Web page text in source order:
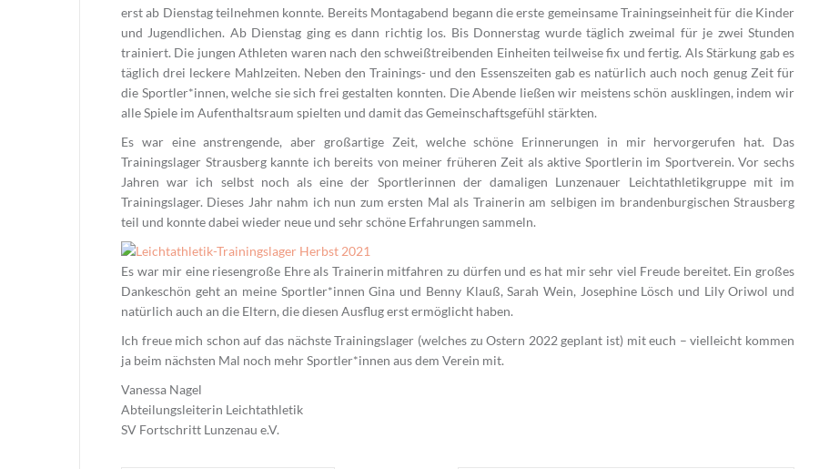
erst ab Dienstag teilnehmen konnte. Bereits Montagabend begann die erste gemeinsame Trainingseinheit für die Kinder
und Jugendlichen. Ab Dienstag ging es dann richtig los. Bis Donnerstag wurde täglich zweimal für je zwei Stunden
trainiert. Die jungen Athleten waren nach den schweißtreibenden Einheiten teilweise fix und fertig. Als Stärkung gab es
täglich drei leckere Mahlzeiten. Neben den Trainings- und den Essenszeiten gab es natürlich auch noch genug Zeit für
die Sportler*innen, welche sie sich frei gestalten konnten. Die Abende ließen wir meistens schön ausklingen, indem wir
alle Spiele im Aufenthaltsraum spielten und damit das Gemeinschaftsgefühl stärkten.
Es war eine anstrengende, aber großartige Zeit, welche schöne Erinnerungen in mir hervorgerufen hat. Das
Trainingslager Strausberg kannte ich bereits von meiner früheren Zeit als aktive Sportlerin im Sportverein. Vor sechs
Jahren war ich selbst noch als eine der Sportlerinnen der damaligen Lunzenauer Leichtathletikgruppe mit im
Trainingslager. Dieses Jahr nahm ich nun zum ersten Mal als Trainerin am selbigen im brandenburgischen Strausberg
teil und konnte dabei wieder neue und sehr schöne Erfahrungen sammeln.
Es war mir eine riesengroße Ehre als Trainerin mitfahren zu dürfen und es hat mir sehr viel Freude bereitet. Ein großes
Dankeschön geht an meine Sportler*innen Gina und Benny Klauß, Sarah Wein, Josephine Lösch und Lily Oriwol und
natürlich auch an die Eltern, die diesen Ausflug erst ermöglicht haben.
Ich freue mich schon auf das nächste Trainingslager (welches zu Ostern 2022 geplant ist) mit euch – vielleicht kommen
ja beim nächsten Mal noch mehr Sportler*innen aus dem Verein mit.
Vanessa Nagel
Abteilungsleiterin Leichtathletik
SV Fortschritt Lunzenau e.V.